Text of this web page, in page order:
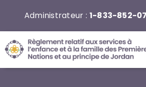
contenu
Administrateur : 1-833-852-